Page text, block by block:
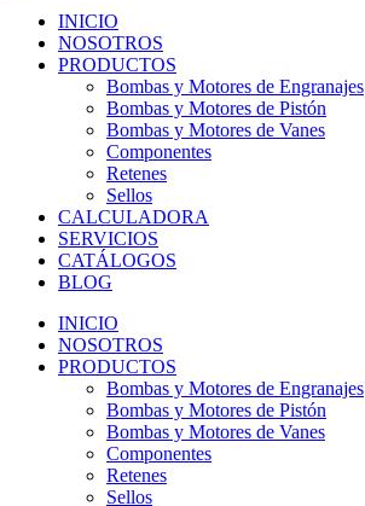
INICIO
NOSOTROS
PRODUCTOS
Bombas y Motores de Engranajes
Bombas y Motores de Pistón
Bombas y Motores de Vanes
Componentes
Retenes
Sellos
CALCULADORA
SERVICIOS
CATÁLOGOS
BLOG
INICIO
NOSOTROS
PRODUCTOS
Bombas y Motores de Engranajes
Bombas y Motores de Pistón
Bombas y Motores de Vanes
Componentes
Retenes
Sellos